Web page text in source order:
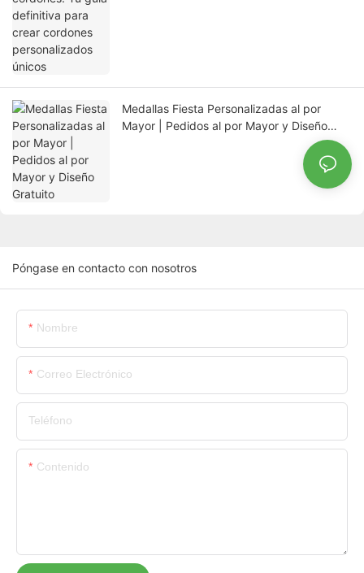
Medallas Fiesta Personalizadas al por
Mayor | Pedidos al por Mayor y Diseño
Póngase en contacto con nosotros
Nombre
Correo Electrónico
Teléfono
Contenido